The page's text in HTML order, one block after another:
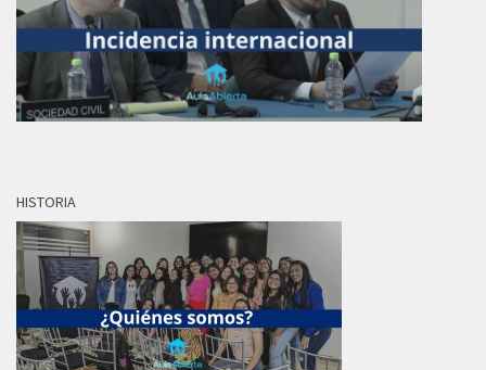
HISTORIA